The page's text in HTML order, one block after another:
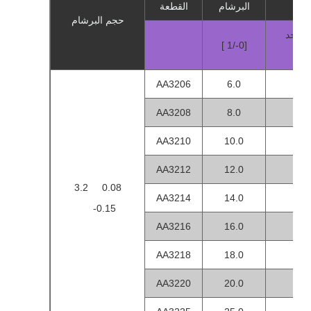
حجم البرشام
القطعة
البرشام
[ 1/-0]
- الحد
3.2 0.08
-0.15
AA3206 6.0
AA3208 8.0
AA3210 10.0
AA3212 12.0
AA3214 14.0
AA3216 16.0
AA3218 18.0
AA3220 20.0